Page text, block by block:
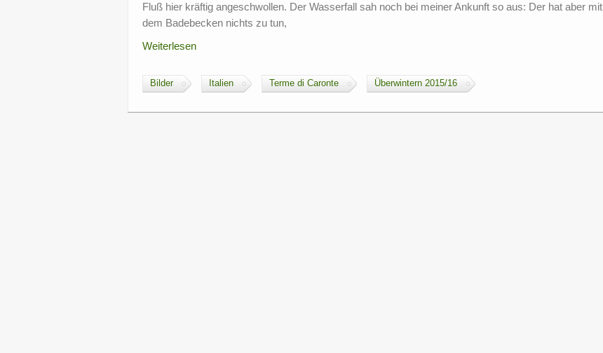
Fluß hier kräftig angeschwollen. Der Wasserfall sah noch bei meiner Ankunft so aus: Der hat aber mit
dem Badebecken nichts zu tun,
Weiterlesen
Bilder Italien Terme di Caronte Überwintern 2015/16